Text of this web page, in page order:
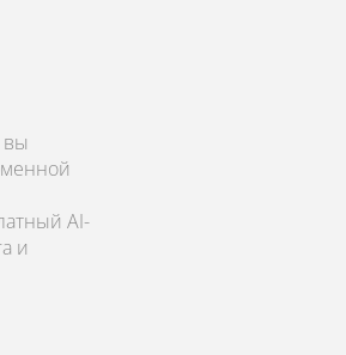
вы
AI-
и